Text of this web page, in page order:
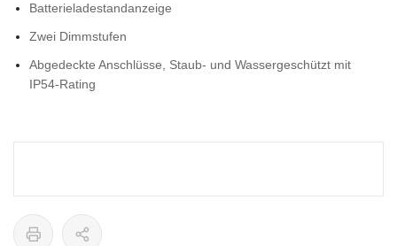
Batterieladestandanzeige
Zwei Dimmstufen
Abgedeckte Anschlüsse, Staub- und Wassergeschützt mit
IP54-Rating